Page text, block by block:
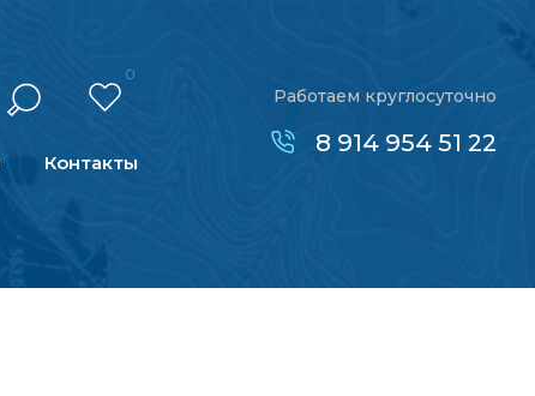
0
Контакты
Работаем круглосуточно
8 914 954 51 22